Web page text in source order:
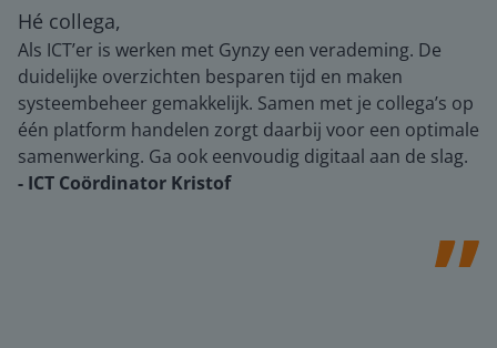
Hé collega,
Als ICT’er is werken met Gynzy een verademing. De
duidelijke overzichten besparen tijd en maken
systeembeheer gemakkelijk. Samen met je collega’s op
één platform handelen zorgt daarbij voor een optimale
samenwerking. Ga ook eenvoudig digitaal aan de slag.
- ICT Coördinator Kristof